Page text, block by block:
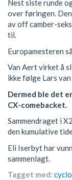
Nest siste runde
over føringen.
av off camber-
til.
Europamesteren
Van Aert virket å
ikke følge Lars
Dermed ble det
CX-comebacket.
Sammendraget i
den kumulative
Eli Iserbyt har
sammenlagt.
Tagget med: